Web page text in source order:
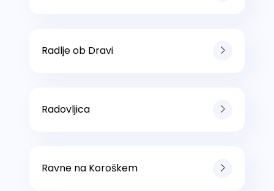
Radlje ob Dravi
Radovljica
Ravne na Koroškem